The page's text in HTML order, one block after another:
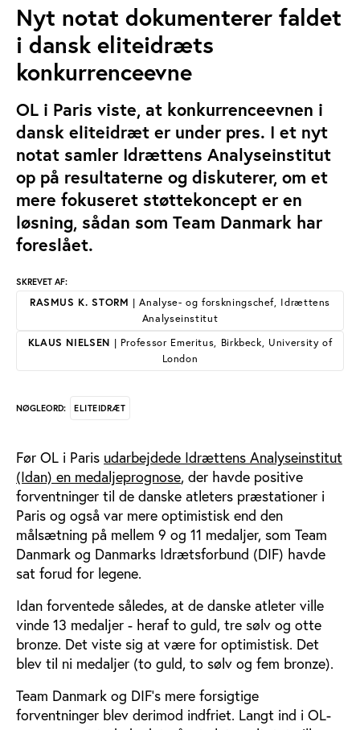
Nyt notat dokumenterer faldet
i dansk eliteidræts
konkurrenceevne
OL i Paris viste, at konkurrenceevnen i
dansk eliteidræt er under pres. I et nyt
notat samler Idrættens Analyseinstitut
op på resultaterne og diskuterer, om et
mere fokuseret støttekoncept er en
løsning, sådan som Team Danmark har
foreslået.
SKREVET AF:
RASMUS K. STORM | Analyse- og forskningschef, Idrættens
Analyseinstitut
KLAUS NIELSEN | Professor Emeritus, Birkbeck, University of
London
NØGLEORD: ELITEIDRÆT
Før OL i Paris udarbejdede Idrættens Analyseinstitut
(Idan) en medaljeprognose, der havde positive
forventninger til de danske atleters præstationer i
Paris og også var mere optimistisk end den
målsætning på mellem 9 og 11 medaljer, som Team
Danmark og Danmarks Idrætsforbund (DIF) havde
sat forud for legene.
Idan forventede således, at de danske atleter ville
vinde 13 medaljer - heraf to guld, tre sølv og otte
bronze. Det viste sig at være for optimistisk. Det
blev til ni medaljer (to guld, to sølv og fem bronze).
Team Danmark og DIF's mere forsigtige
forventninger blev derimod indfriet. Langt ind i OL-